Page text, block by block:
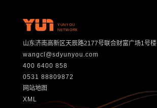
YUNYOU
NETWORK
山东济南高新区天辰路2177号联合财富广场1号楼
wangcl@sdyunyou.com
400 6400 858
0531 88809872
网站地图
XML